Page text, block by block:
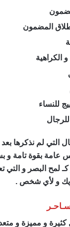
المضمون
الكراهية
للنساء
التي لم نذكرها
عامة بقوة تامة و
لمح البصر و التي
شريك و لأي شخص .
كثيرة و مميزة و